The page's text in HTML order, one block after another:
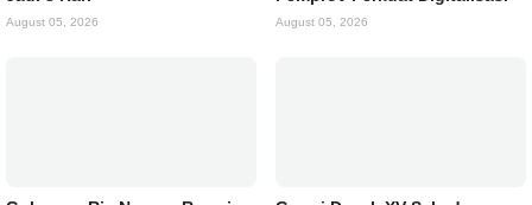
August 05, 2026 August 05, 2026